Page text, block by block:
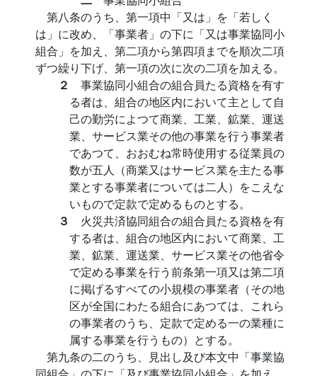
第八条のうち、第一項中「又は」を「若しく
は」に改め、「事業者」の下に「又は事業協同小
組合」を加え、第二項から第四項までを順次二項
ずつ繰り下げ、第一項の次に次の二項を加える。
２ 事業協同小組合の組合員たる資格を有す
る者は、組合の地区内において主として自
己の勤労によつて商業、工業、鉱業、運送
業、サービス業その他の事業を行う事業者
であつて、おおむね常時使用する従業員の
数が五人（商業又はサービス業を主たる事
業とする事業者については二人）をこえな
いもので定款で定めるものとする。
３ 火災共済協同組合の組合員たる資格を有
する者は、組合の地区内において商業、工
業、鉱業、運送業、サービス業その他省令
で定める事業を行う前条第一項又は第二項
に掲げるすべての小規模の事業者（その地
区が全国にわたる組合にあつては、これら
の事業者のうち、定款で定める一の業種に
属する事業を行うもの）とする。
第九条の二のうち、見出し及び本文中「事業協